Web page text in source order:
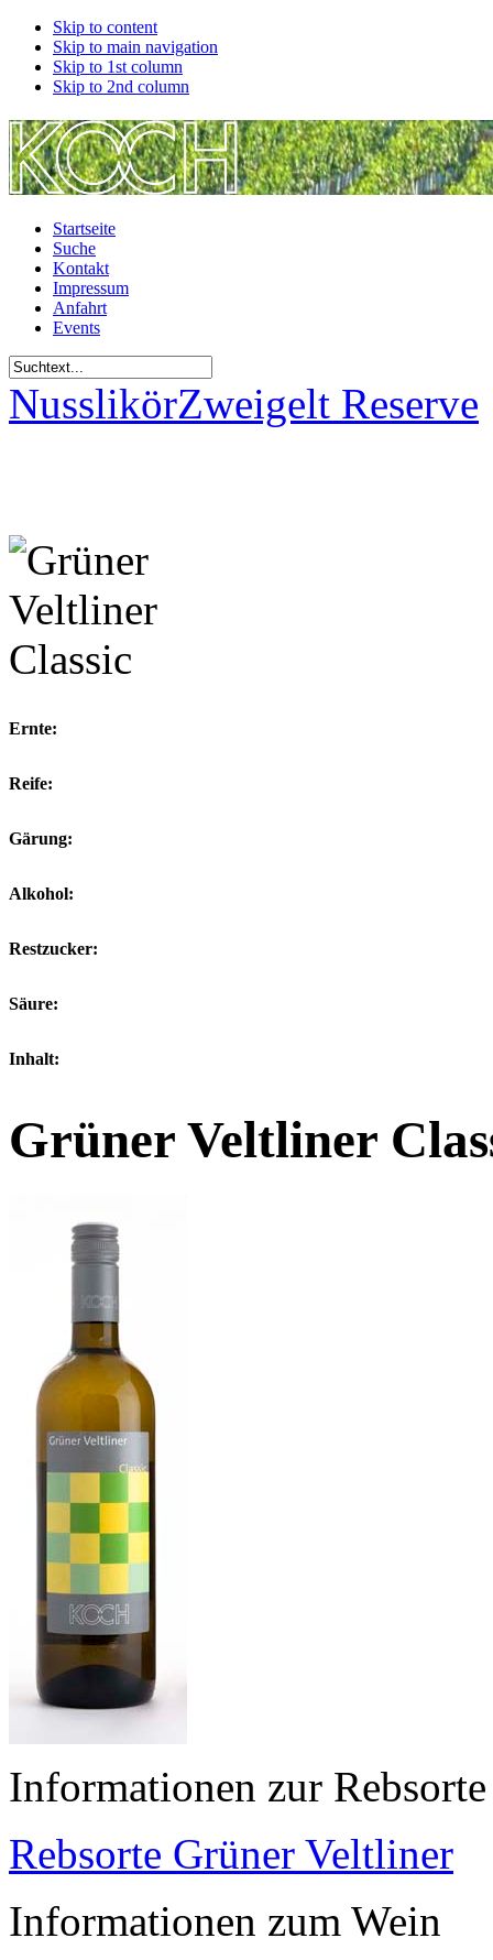
Skip to content
Skip to main navigation
Skip to 1st column
Skip to 2nd column
Startseite
Suche
Kontakt
Impressum
Anfahrt
Events
NusslikörZweigelt Reserve
Ernte:
Reife:
Gärung:
Alkohol:
Restzucker:
Säure:
Inhalt:
Grüner Veltliner
Informationen zur Rebsorte
Rebsorte Grüner Veltliner
Informationen zum Wein